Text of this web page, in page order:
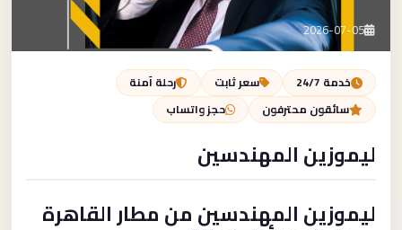
بنا
احجز الآن
2026-07-05
خدمة 24/7 سعر ثابت
رحلة آمنة
سائقون محترفون
حجز واتساب
ليموزين المهندسين
ليموزين المهندسين من مطار القاهرة